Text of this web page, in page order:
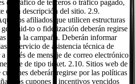
de tráfico de terceros o tráfico pagado,
en la descripción del sitio. 2.9.
afiliados que utilicen estructuras
get-paid-to o fidelización deberán regirse
para la campaña. Deberán informar
al servicio de asistencia técnica de
través de mensaje de correo electrónico
de tipo ticket. 2.10. Sitios web de
deberán regirse por las políticas
Los cupones e incentivos vencidos